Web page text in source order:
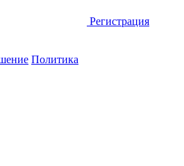
Регистрация
Политика